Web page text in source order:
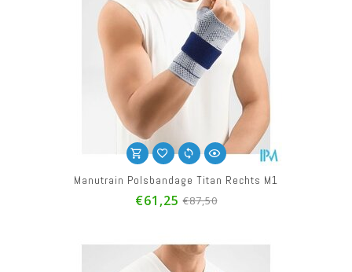
Manutrain Polsbandage Titan Rechts M1
€61,25 €87,50